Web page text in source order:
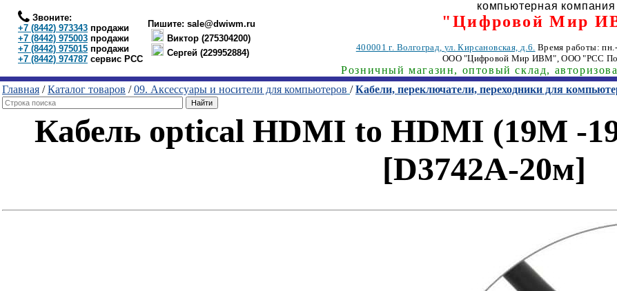
Звоните:
+7 (8442) 973343 продажи
+7 (8442) 975003 продажи
+7 (8442) 975015 продажи
+7 (8442) 974787 сервис РСС
Пишите: sale@dwiwm.ru
Виктор (275304200)
Сергей (229952884)
компьютерная компания
"Цифровой Мир
400001г. Волгоград, ул. Кирсановская, д.6. Время работы:
ООО "Цифровой Мир ИВМ", ООО "РСС
Розничный магазин, оптовый склад,
Главная /Каталог товаров /09. Аксессуары и носители для компьютеров /Кабели, переключатели, переходники для
Кабель optical HDMI to HDMI (19M -
[D3742A-20м]